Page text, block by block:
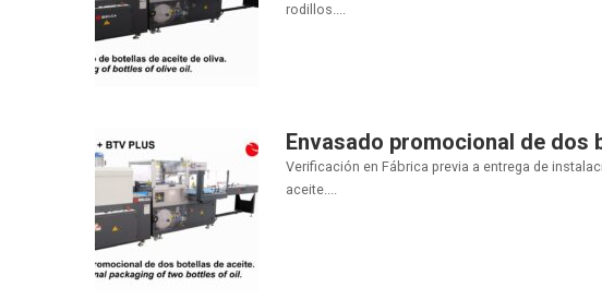
rodillos....
Envasado promocional de dos
Verificación en Fábrica previa a entrega de
aceite....